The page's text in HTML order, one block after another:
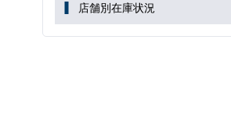
店舗別在庫状況